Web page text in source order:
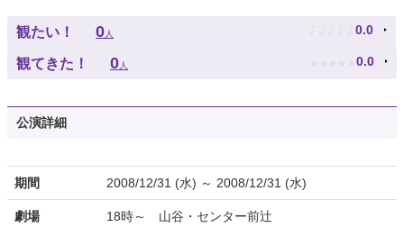
観たい！ 0人 ♪ ♪ ♪ ♪ ♪ 0.0
観てきた！ 0人 ★ ★ ★ ★ ★ 0.0
公演詳細
期間 2008/12/31 (水) ～ 2008/12/31 (水)
劇場 18時～ 山谷・センター前辻